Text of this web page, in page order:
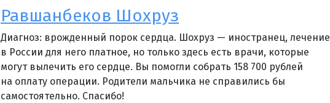
Равшанбеков Шохруз
Диагноз: врожденный порок сердца. Шохруз — иностранец, лечение
в России для него платное, но только здесь есть врачи, которые
могут вылечить его сердце. Вы помогли собрать 158 700 рублей
на оплату операции. Родители мальчика не справились бы
самостоятельно. Спасибо!